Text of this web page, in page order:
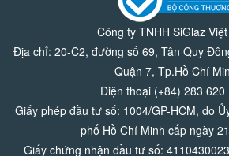
Công ty TNHH SiGlaz
Địa chỉ: 20-C2, đường số 69, Tân Quy
Quận 7, Tp.Hồ Chí
Điện thoại (+84) 283 620
Giấy phép đầu tư số: 1004/GP-HCM, do
phố Hồ Chí Minh cấp ngày
Giấy chứng nhận đầu tư số: